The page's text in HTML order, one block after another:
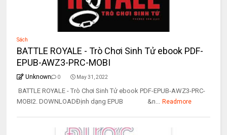
Sách
BATTLE ROYALE - Trò Chơi Sinh Tử ebook PDF-
EPUB-AWZ3-PRC-MOBI
Unknown 0 May 31, 2022
BATTLE ROYALE - Trò Chơi Sinh Tử ebook PDF-EPUB-AWZ3-PRC-
MOBI2. DOWNLOADĐịnh dạng EPUB &n... Readmore